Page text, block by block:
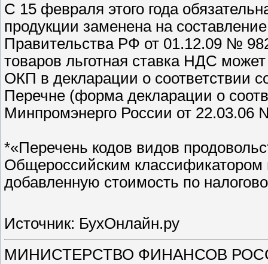
С 15 февраля этого года
продукции заменена на
Правительства РФ от 01.12.09 №
товаров льготная ставка НДС
ОКП в декларации о соответствии
Перечне (форма декларации о
Минпромэнерго России от 22.03.06
*«Перечень кодов видов
Общероссийским классификатором
добавленную стоимость по
Источник: БухОнлайн.ру
МИНИСТЕРСТВО ФИНАНСОВ